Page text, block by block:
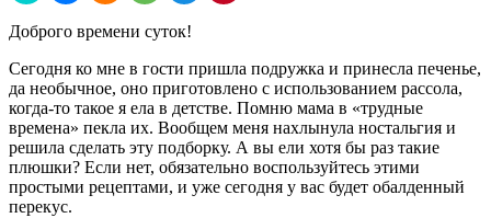
Доброго времени суток!
Сегодня ко мне в гости пришла подружка и принесла печенье,
да необычное, оно приготовлено с использованием рассола,
когда-то такое я ела в детстве. Помню мама в «трудные
времена» пекла их. Вообщем меня нахлынула ностальгия и
решила сделать эту подборку. А вы ели хотя бы раз такие
плюшки? Если нет, обязательно воспользуйтесь этими
простыми рецептами, и уже сегодня у вас будет обалденный
перекус.